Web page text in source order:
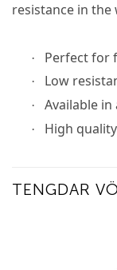
resistance in
· Perfect for
· Low
· Available
· High
TENGDAR